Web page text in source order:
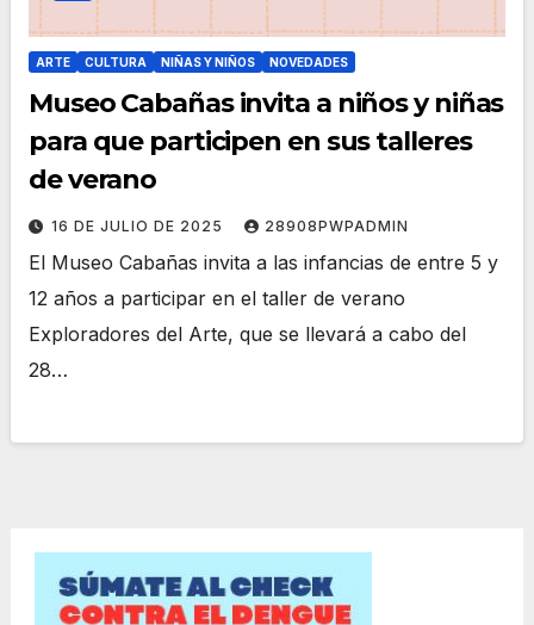
ARTE CULTURA NIÑAS Y NIÑOS NOVEDADES
Museo Cabañas invita a niños y niñas
para que participen en sus talleres
de verano
16 DE JULIO DE 2025 28908PWPADMIN
El Museo Cabañas invita a las infancias de entre 5 y
12 años a participar en el taller de verano
Exploradores del Arte, que se llevará a cabo del
28…